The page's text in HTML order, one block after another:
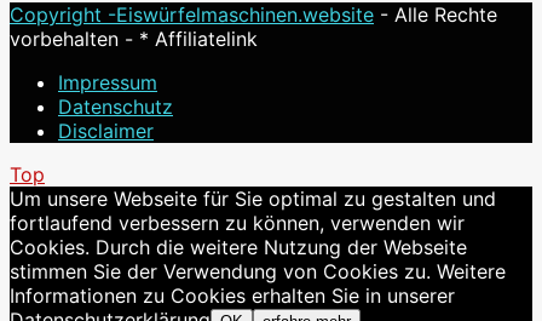
Copyright -Eiswürfelmaschinen.website - Alle Rechte
vorbehalten - * Affiliatelink
Impressum
Datenschutz
Disclaimer
Top
Um unsere Webseite für Sie optimal zu gestalten und
fortlaufend verbessern zu können, verwenden wir
Cookies. Durch die weitere Nutzung der Webseite
stimmen Sie der Verwendung von Cookies zu. Weitere
Informationen zu Cookies erhalten Sie in unserer